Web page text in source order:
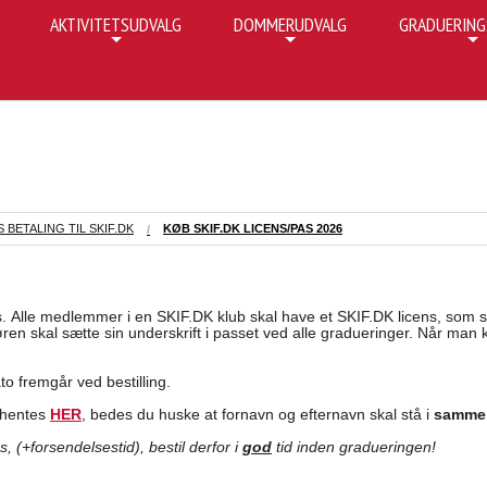
AKTIVITETSUDVALG DOMMERUDVALG
BETALING TIL SKIF.DK KØB SKIF.DK LICENS/PAS 2026
medlemmer i en SKIF.DK klub skal have et SKIF.DK licens, som
skal sætte sin underskrift i passet ved alle gradueringer. Når man
fremgår ved bestilling.
HER , bedes du huske at fornavn og efternavn skal stå i
(+forsendelsestid), bestilderfor igod tid inden gradueringen!